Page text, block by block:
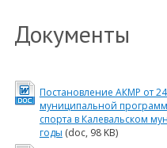
Документы
Постановление АКМР от
муниципальной
спорта в Калевальском
годы (doc, 98 KB)